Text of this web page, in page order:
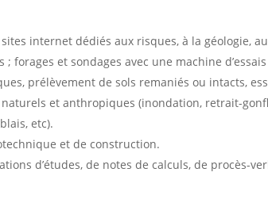
internet dédiés aux risques, à la géologie,
forages et sondages avec une machine
prélèvement de sols remaniés ou intacts,
et anthropiques (inondation, retrait-
etc).
et de construction.
d’études, de notes de calculs, de procès-